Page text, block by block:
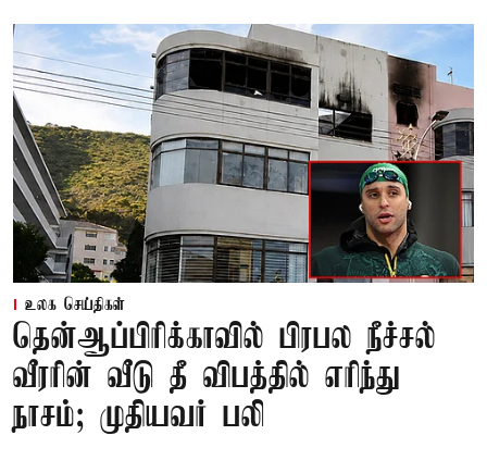
உலக செய்திகள்
தென்ஆப்பிரிக்காவில் பிரபல நீச்சல்
வீரரின் வீடு தீ விபத்தில் எரிந்து
நாசம்; முதியவர் பலி